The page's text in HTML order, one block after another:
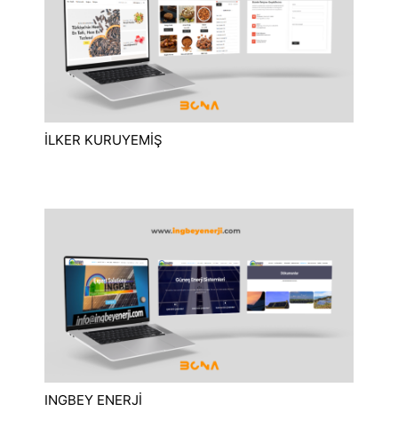
İLKER KURUYEMİŞ
INGBEY ENERJİ